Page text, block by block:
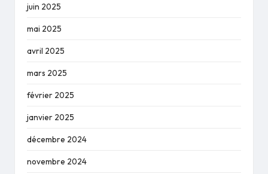
juin 2025
mai 2025
avril 2025
mars 2025
février 2025
janvier 2025
décembre 2024
novembre 2024